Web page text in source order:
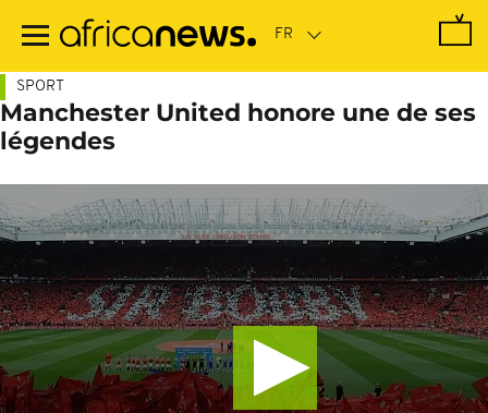
contenu
SPORT
Manchester United honore une de ses
légendes